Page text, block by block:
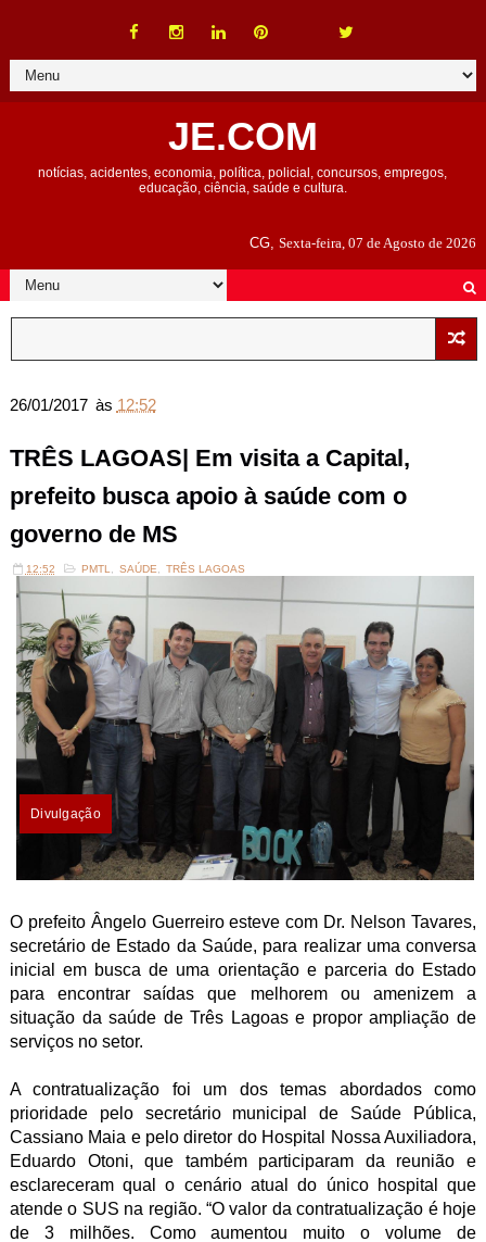
JE.COM
notícias, acidentes, economia, política, policial, concursos, empregos,
educação, ciência, saúde e cultura.
CG,Sexta-feira, 07 de Agosto de 2026
26/01/2017 às 12:52
TRÊS LAGOAS| Em visita a Capital,
prefeito busca apoio à saúde com o
governo de MS
12:52 PMTL SAÚDE TRÊS LAGOAS
Divulgação
O prefeito Ângelo Guerreiro esteve com Dr. Nelson Tavares,
secretário de Estado da Saúde, para realizar uma conversa
inicial em busca de uma orientação e parceria do Estado
para encontrar saídas que melhorem ou amenizem a
situação da saúde de Três Lagoas e propor ampliação de
serviços no setor.
A contratualização foi um dos temas abordados como
prioridade pelo secretário municipal de Saúde Pública,
Cassiano Maia e pelo diretor do Hospital Nossa Auxiliadora,
Eduardo Otoni, que também participaram da reunião e
esclareceram qual o cenário atual do único hospital que
atende o SUS na região. “O valor da contratualização é hoje
de 3 milhões. Como aumentou muito o volume de